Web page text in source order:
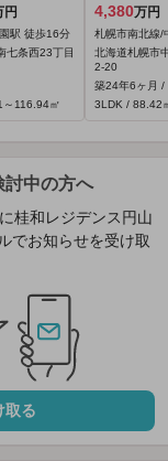
円
駅 徒歩16分
七条西23丁目
116.94㎡
4,380万円
札幌市南北線/
北海道札幌市
2-20
築24年6ヶ月 /
3LDK / 88.42
討中の方へ
桂和レジデンス円山
でお知らせを受け取
取る